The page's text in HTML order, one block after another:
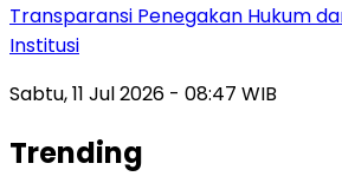
Transparansi Penegakan Hukum
Institusi
Sabtu, 11 Jul 2026 - 08:47 WIB
Trending